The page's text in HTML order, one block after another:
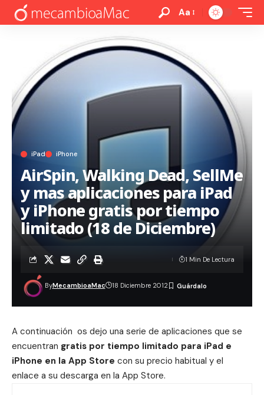
Aa
iPad iPhone
AirSpin, Walking Dead, SellMe
y mas aplicaciones para iPad
y iPhone gratis por tiempo
limitado (18 de Diciembre)
ByMecambioaMac 18 Diciembre 2012
1 Min De Lectura
A continuación os dejo una serie de aplicaciones que se
encuentran gratis por tiempo limitado para iPad e
iPhone en la App Store con su precio habitual y el
enlace a su descarga en la App Store.